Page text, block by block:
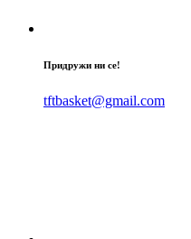
Придружи ни се!
tftbasket@gmail.com